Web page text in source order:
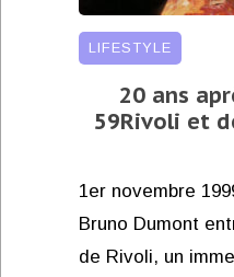
LIFESTYLE
20 ans
59Rivoli et
1er novembre
Bruno Dumont
de Rivoli, un